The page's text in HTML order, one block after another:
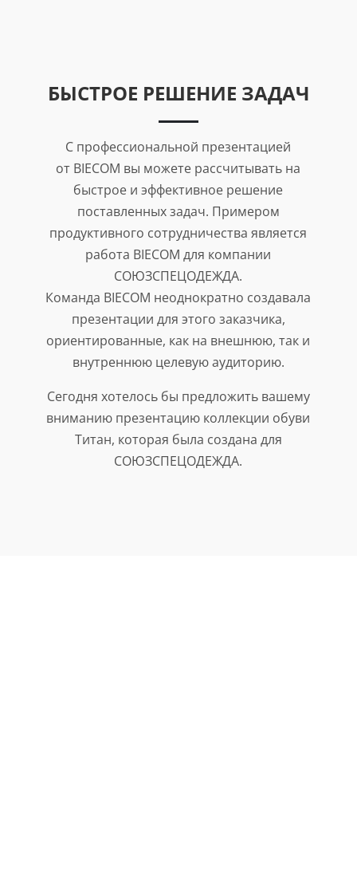
БЫСТРОЕ РЕШЕНИЕ ЗАДАЧ
С профессиональной презентацией
от BIECOM вы можете рассчитывать на
быстрое и эффективное решение
поставленных задач. Примером
продуктивного сотрудничества является
работа BIECOM для компании
СОЮЗСПЕЦОДЕЖДА.
Команда BIECOM неоднократно создавала
презентации для этого заказчика,
ориентированные, как на внешнюю, так и
внутреннюю целевую аудиторию.
Сегодня хотелось бы предложить вашему
вниманию презентацию коллекции обуви
Титан, которая была создана для
СОЮЗСПЕЦОДЕЖДА.